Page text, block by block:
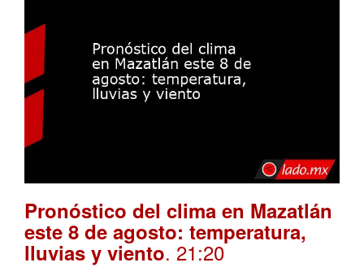
Pronóstico del clima en Mazatlán
este 8 de agosto: temperatura,
lluvias y viento. 21:20